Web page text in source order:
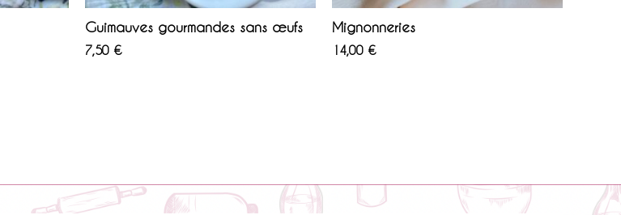
Guimauves gourmandes sans œufs
7,50 €
Mignonneries
14,00 €